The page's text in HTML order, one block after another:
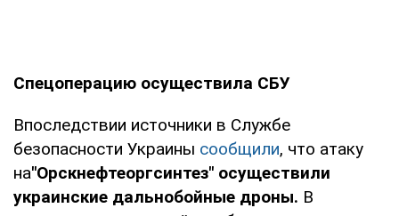
Спецоперацию осуществила СБУ
Впоследствии источники в Службе
безопасности Украины сообщили, что атаку
на"Орскнефтеоргсинтез" осуществили
украинские дальнобойные дроны. В